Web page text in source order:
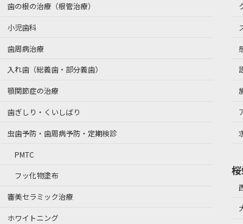
歯の根の治療（根管治療）
小児歯科
歯周病治療
入れ歯（総義歯・部分義歯）
顎関節症の治療
歯ぎしり・くいしばり
虫歯予防・歯周病予防・定期検診
PMTC
フッ化物塗布
審美セラミック治療
ホワイトニング